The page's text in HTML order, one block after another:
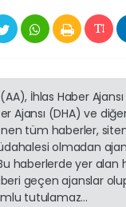
İhlas Haber
Ajansı (DHA) ve
tüm haberler,
olmadan
haberlerde yer alan
geçen ajanslar
tutulamaz...